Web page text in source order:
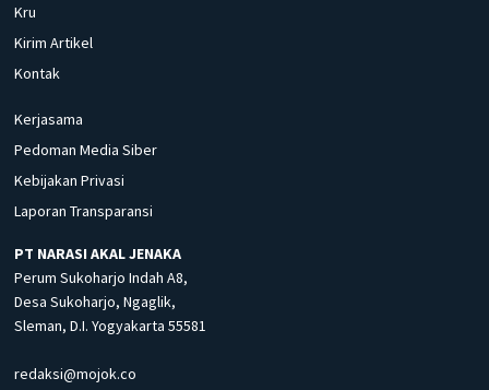
Kru
Kirim Artikel
Kontak
Kerjasama
Pedoman Media Siber
Kebijakan Privasi
Laporan Transparansi
PT NARASI AKAL JENAKA
Perum Sukoharjo Indah A8,
Desa Sukoharjo, Ngaglik,
Sleman, D.I. Yogyakarta 55581
redaksi@mojok.co